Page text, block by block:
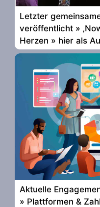
Letzter
veröffentlicht »
Herzen » hier als
Aktuelle
» Plattformen &